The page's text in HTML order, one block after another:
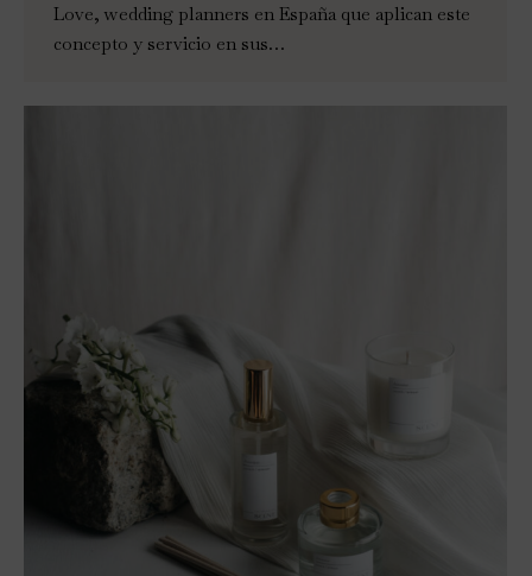
Love, wedding planners en España que aplican este
concepto y servicio en sus…